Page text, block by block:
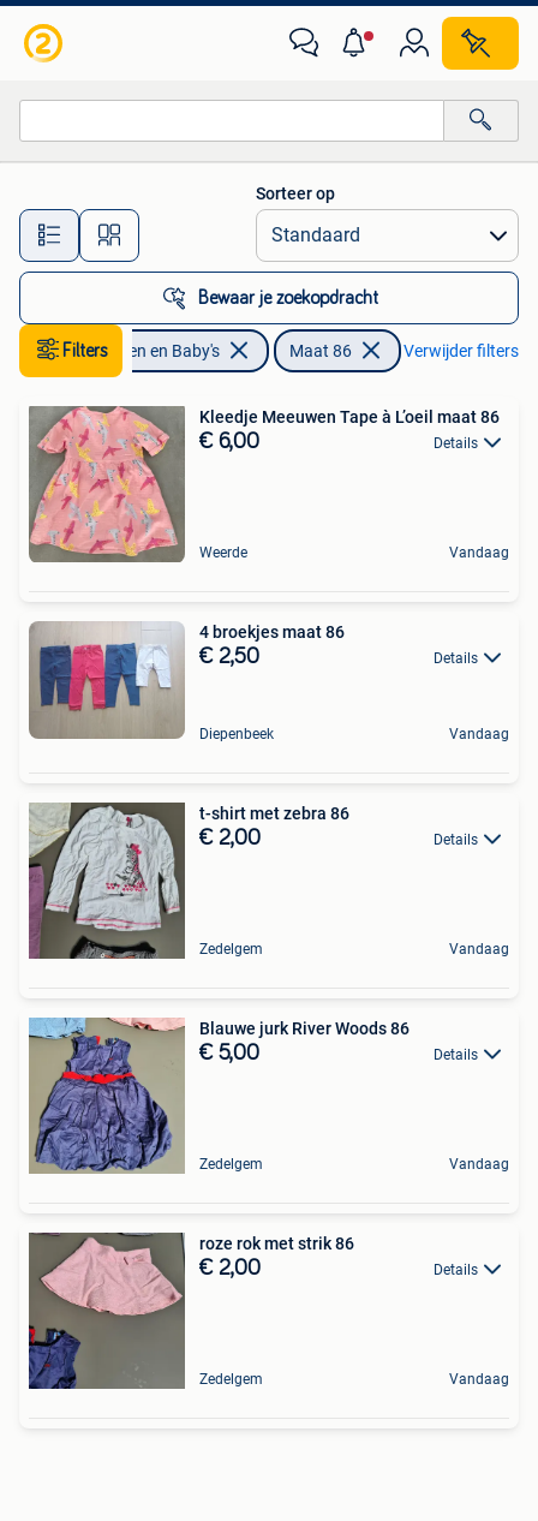
Alle afstanden…
Sorteer op
Bewaar je zoekopdracht
Filters
Kinderen en Baby's Maat 86 Verwijder filters
Kleedje Meeuwen Tape à L’oeil maat 86
€ 6,00 Details
Weerde Vandaag
4 broekjes maat 86
€ 2,50 Details
Diepenbeek Vandaag
t-shirt met zebra 86
€ 2,00 Details
Zedelgem Vandaag
Blauwe jurk River Woods 86
€ 5,00 Details
Zedelgem Vandaag
roze rok met strik 86
€ 2,00 Details
Zedelgem Vandaag